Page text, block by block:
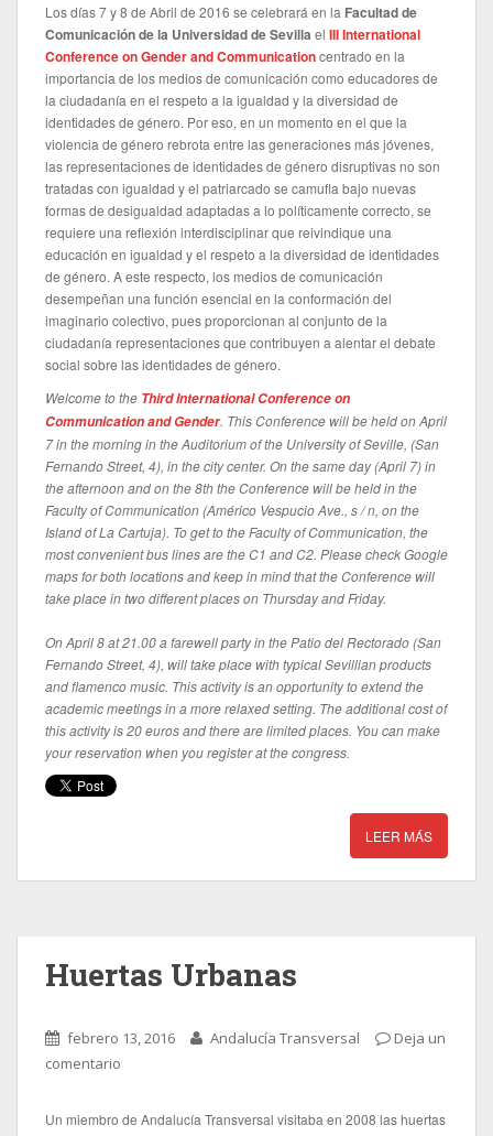
Los días 7 y 8 de Abril de 2016 se celebrará en la Facultad de
Comunicación de la Universidad de Sevilla el III International
Conference on Gender and Communicationcentrado en la
importancia de los medios de comunicación como educadores de
la ciudadanía en el respeto a la igualdad y la diversidad de
identidades de género. Por eso, en un momento en el que la
violencia de género rebrota entre las generaciones más jóvenes,
las representaciones de identidades de género disruptivas no son
tratadas con igualdad y el patriarcado se camufla bajo nuevas
formas de desigualdad adaptadas a lo políticamente correcto, se
requiere una reflexión interdisciplinar que reivindique una
educación en igualdad y el respeto a la diversidad de identidades
de género. A este respecto, los medios de comunicación
desempeñan una función esencial en la conformación del
imaginario colectivo, pues proporcionan al conjunto de la
ciudadanía representaciones que contribuyen a alentar el debate
social sobre las identidades de género.
Welcome to the Third International Conference on
Communication and Gender. This Conference will be held on April
7 in the morning in the Auditorium of the University of Seville, (San
Fernando Street, 4), in the city center. On the same day (April 7) in
the afternoon and on the 8th the Conference will be held in the
Faculty of Communication (Américo Vespucio Ave., s / n, on the
Island of La Cartuja). To get to the Faculty of Communication, the
most convenient bus lines are the C1 and C2. Please check Google
maps for both locations and keep in mind that the Conference will
take place in two different places on Thursday and Friday.
On April 8 at 21.00 a farewell party in the Patio del Rectorado (San
Fernando Street, 4), will take place with typical Sevillian products
and flamenco music. This activity is an opportunity to extend the
academic meetings in a more relaxed setting. The additional cost of
this activity is 20 euros and there are limited places. You can make
your reservation when you register at the congress.
LEER MÁS
Huertas Urbanas
febrero 13, 2016 Andalucía Transversal
Deja un
comentario
Un miembro de Andalucía Transversal visitaba en 2008 las huertas